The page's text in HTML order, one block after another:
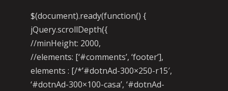
$(document).ready(function() {
jQuery.scrollDepth({
//minHeight: 2000,
//elements: [‘#comments’, ‘footer’],
elements : [/*’#dotnAd-300×250-r15′,
‘#dotnAd-300×100-casa’, ‘#dotnAd-